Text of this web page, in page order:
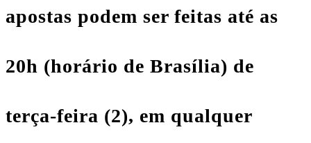
apostas podem ser feitas até as
20h (horário de Brasília) de
terça-feira (2), em qualquer